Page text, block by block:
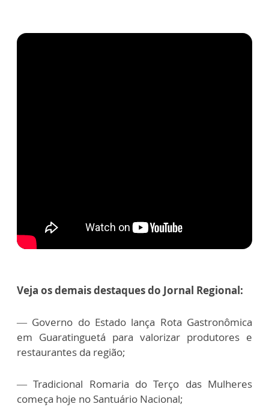
Veja os demais destaques do Jornal Regional:
— Governo do Estado lança Rota Gastronômica
em Guaratinguetá para valorizar produtores e
restaurantes da região;
— Tradicional Romaria do Terço das Mulheres
começa hoje no Santuário Nacional;